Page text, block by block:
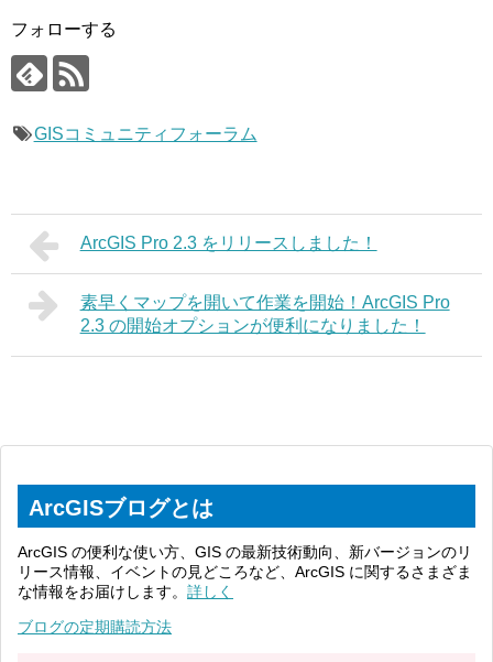
フォローする
GISコミュニティフォーラム
ArcGIS Pro 2.3 をリリースしました！
素早くマップを開いて作業を開始！ArcGIS Pro
2.3 の開始オプションが便利になりました！
ArcGISブログとは
ArcGIS の便利な使い方、GIS の最新技術動向、新バージョンのリ
リース情報、イベントの見どころなど、ArcGIS に関するさまざま
な情報をお届けします。 詳しく
ブログの定期購読方法